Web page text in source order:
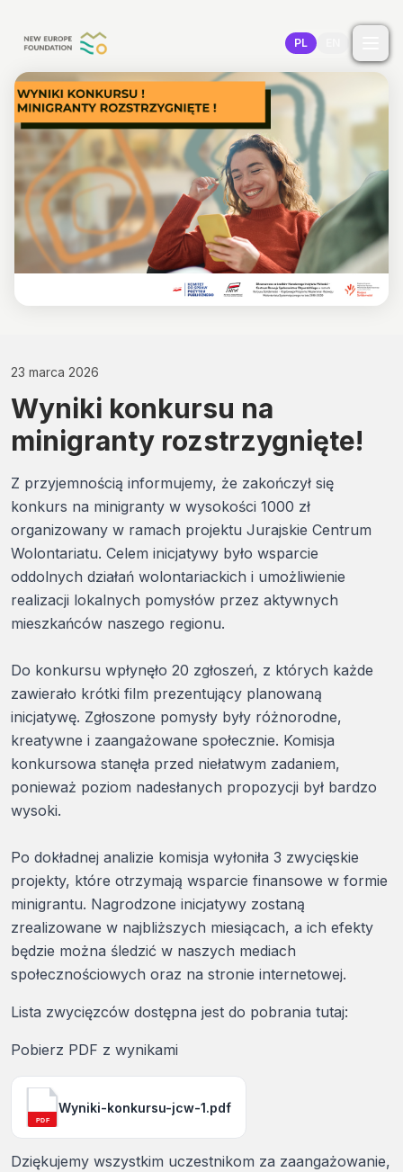
PL
23 marca 2026
Wyniki konkursu na
minigranty rozstrzygnięte!
Z przyjemnością informujemy, że zakończył się
konkurs na minigranty w wysokości 1000 zł
organizowany w ramach projektu Jurajskie Centrum
Wolontariatu. Celem inicjatywy było wsparcie
oddolnych działań wolontariackich i umożliwienie
realizacji lokalnych pomysłów przez aktywnych
mieszkańców naszego regionu.
Do konkursu wpłynęło 20 zgłoszeń, z których każde
zawierało krótki film prezentujący planowaną
inicjatywę. Zgłoszone pomysły były różnorodne,
kreatywne i zaangażowane społecznie. Komisja
konkursowa stanęła przed niełatwym zadaniem,
ponieważ poziom nadesłanych propozycji był bardzo
wysoki.
Po dokładnej analizie komisja wyłoniła 3 zwycięskie
projekty, które otrzymają wsparcie finansowe w formie
minigrantu. Nagrodzone inicjatywy zostaną
zrealizowane w najbliższych miesiącach, a ich efekty
będzie można śledzić w naszych mediach
społecznościowych oraz na stronie internetowej.
Lista zwycięzców dostępna jest do pobrania tutaj:
Pobierz PDF z wynikami
PDF
Wyniki-konkursu-jcw-1.pdf
Dziękujemy wszystkim uczestnikom za zaangażowanie,